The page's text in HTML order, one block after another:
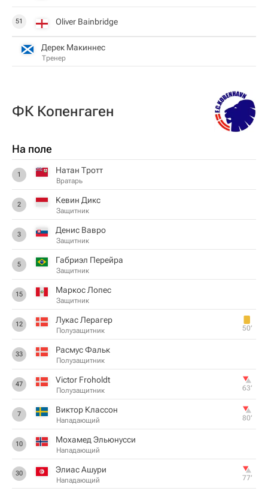
51 Oliver Bainbridge
Дерек Макиннес
Тренер
ФК Копенгаген
На поле
1 Натан Тротт
Вратарь
2 Кевин Дикс
Защитник
3 Денис Вавро
Защитник
5 Габриэл Перейра
Защитник
15 Маркос Лопес
Защитник
12 Лукас Лерагер
Полузащитник 50‎’‎
33 Расмус Фальк
Полузащитник
47 Victor Froholdt
Полузащитник 63‎’‎
7 Виктор Классон
Нападающий 80‎’‎
10 Мохамед Эльюнусси
Нападающий
30 Элиас Ашури
Нападающий 77‎’‎